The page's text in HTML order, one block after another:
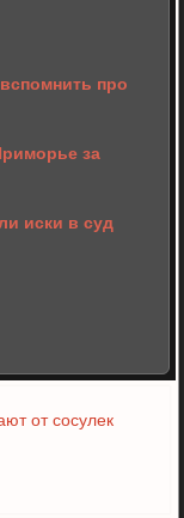
про
за
иски в суд
от сосулек